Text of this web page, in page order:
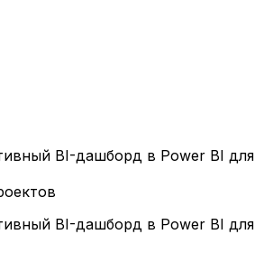
BI-дашборд в Power BI для
BI-дашборд в Power BI для